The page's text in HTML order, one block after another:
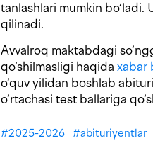
tanlashlari mumkin bo‘ladi.
qilinadi.
Avvalroq maktabdagi
qo‘shilmasligi haqida xabar
o‘quv yilidan boshlab
o‘rtachasi test ballariga
#2025-2026 #abituriyentlar